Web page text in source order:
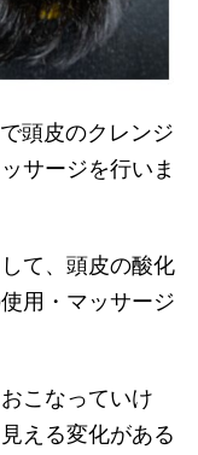
頭皮のクレンジ
サージを行いま
て、頭皮の酸化
用・マッサージ
こなっていけ
える変化がある